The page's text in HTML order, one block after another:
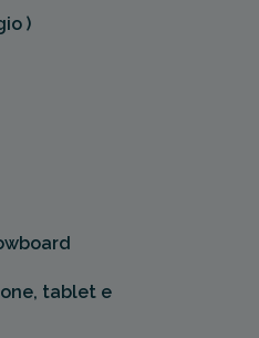
)
tablet e